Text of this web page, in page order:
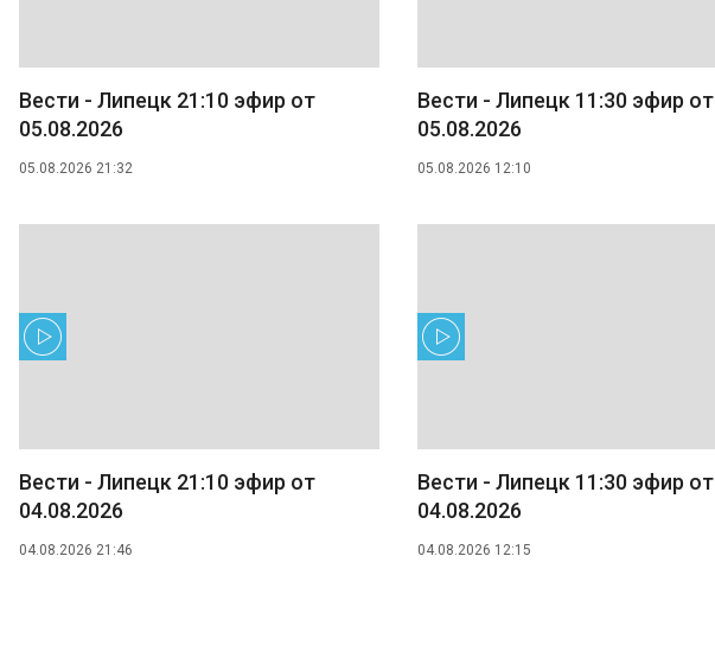
Вести - Липецк 21:10 эфир от
05.08.2026
05.08.2026 21:32
Вести - Липецк 11:30 эфир от
05.08.2026
05.08.2026 12:10
Вести - Липецк 21:10 эфир от
04.08.2026
04.08.2026 21:46
Вести - Липецк 11:30 эфир от
04.08.2026
04.08.2026 12:15